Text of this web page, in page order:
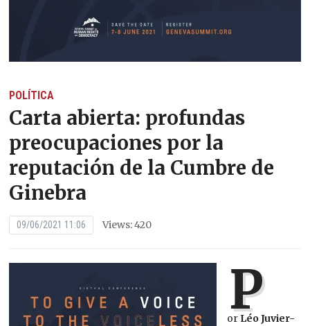
POLÍTICA
Carta abierta: profundas
preocupaciones por la
reputación de la Cumbre de
Ginebra
09/06/2021 11:06 Views: 420
P
or Léo Juvier-